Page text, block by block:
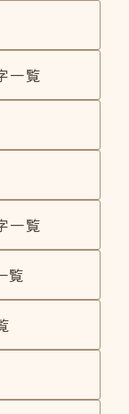
一覧
一覧
覧